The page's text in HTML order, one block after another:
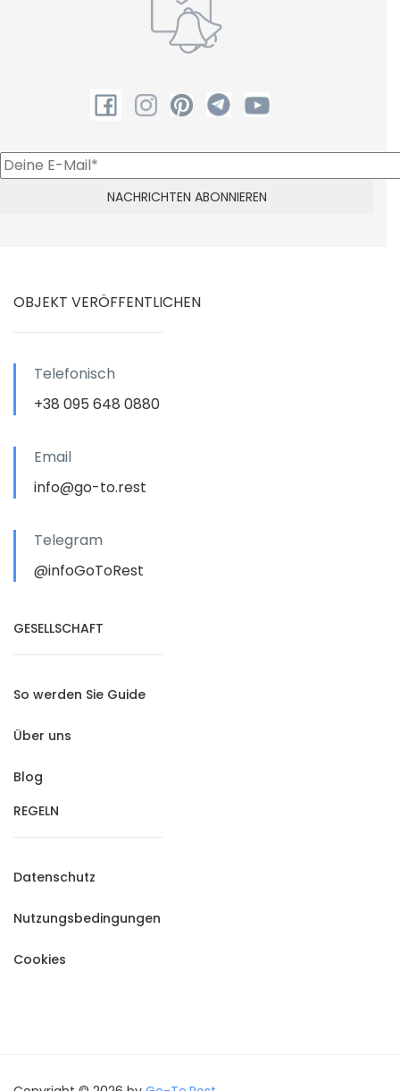
OBJEKT VERÖFFENTLICHEN
Telefonisch
+38 095 648 0880
Email
info@go-to.rest
Telegram
@infoGoToRest
GESELLSCHAFT
So werden Sie Guide
Über uns
Blog
REGELN
Datenschutz
Nutzungsbedingungen
Cookies